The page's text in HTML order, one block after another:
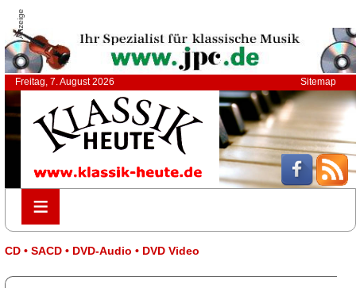
Anzeige
Freitag, 7. August 2026 Sitemap
≡
≡
CD • SACD • DVD-Audio • DVD Video